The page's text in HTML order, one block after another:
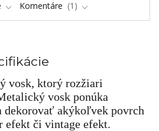
Komentáre 1
vosk, ktorý rozžiari
vosk ponúka
dekorovať akýkoľvek povrch
efekt či vintage efekt.